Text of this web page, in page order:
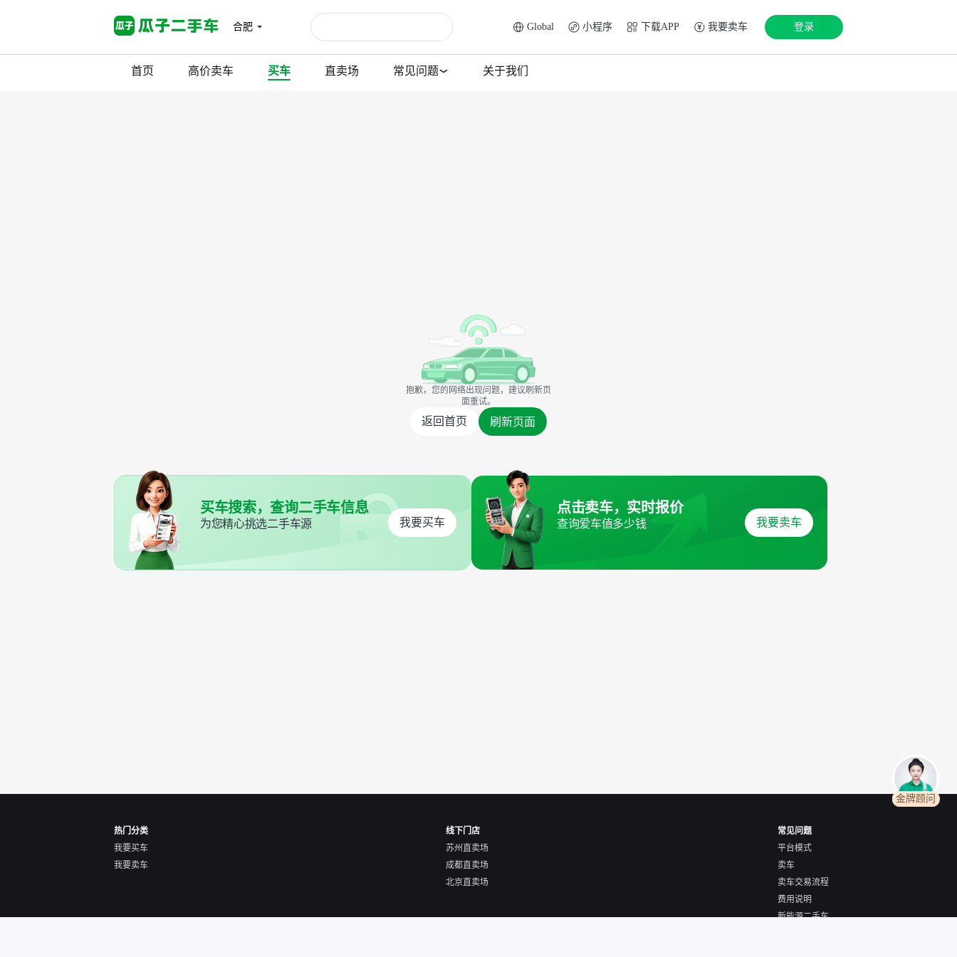
合肥 Global 小程序 下载APP 我要卖车 登录
首页 高价卖车 买车 直卖场 常见问题 关于我们
抱歉，您的网络出现问题，建议刷新页
面重试。
返回首页 刷新页面
买车搜索，查询二手车信息
为您精心挑选二手车源 我要买车
点击卖车，实时报价
查询爱车值多少钱 我要卖车
热门分类
我要买车
我要卖车
线下门店
苏州直卖场
成都直卖场
北京直卖场
常见问题
平台模式
卖车
卖车交易流程
费用说明
新能源二手车
金牌顾问